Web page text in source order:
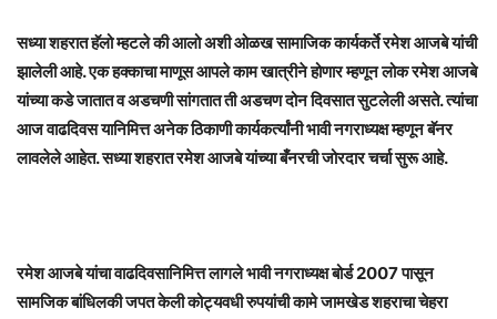
सध्या शहरात हॅलो म्हटले की आलो अशी ओळख सामाजिक कार्यकर्ते रमेश आजबे यांची
झालेली आहे. एक हक्काचा माणूस आपले काम खात्रीने होणार म्हणून लोक रमेश आजबे
यांच्या कडे जातात व अडचणी सांगतात ती अडचण दोन दिवसात सुटलेली असते. त्यांचा
आज वाढदिवस यानिमित्त अनेक ठिकाणी कार्यकर्त्यांनी भावी नगराध्यक्ष म्हणून बॅनर
लावलेले आहेत. सध्या शहरात रमेश आजबे यांच्या बँनरची जोरदार चर्चा सुरू आहे.
रमेश आजबे यांचा वाढदिवसानिमित्त लागले भावी नगराध्यक्ष बोर्ड 2007 पासून
सामजिक बांधिलकी जपत केली कोट्यवधी रुपयांची कामे जामखेड शहराचा चेहरा